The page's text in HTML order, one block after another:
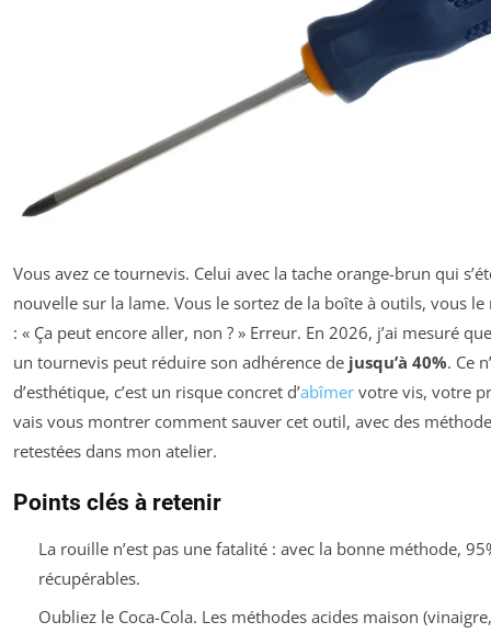
Vous avez ce tournevis. Celui avec la tache orange-brun qui
nouvelle sur la lame. Vous le sortez de la boîte à outils, vous
: « Ça peut encore aller, non ? » Erreur. En 2026, j’ai mesuré
un tournevis peut réduire son adhérence de jusqu’à 40%. Ce
d’esthétique, c’est un risque concret d’abîmer votre vis, votre
vais vous montrer comment sauver cet outil, avec des
retestées dans mon atelier.
Points clés à retenir
La rouille n’est pas une fatalité : avec la bonne méthode,
récupérables.
Oubliez le Coca-Cola. Les méthodes acides maison